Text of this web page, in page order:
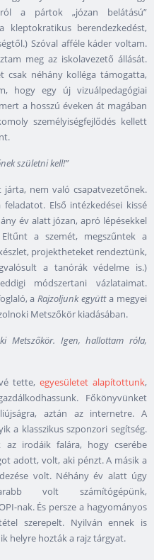
a pártok „józan belátású”
berendezkedést,
Szóval afféle káder voltam.
meg az iskolavezető állását.
csak néhány kolléga támogatta,
hogy egy új vizuálpedagógiai
a hosszú éveken át magában
személyiségfejlődés kellett
születni kell!”
nem való csapatvezetőnek.
feladatot. Első intézkedései kissé
év alatt józan, apró lépésekkel
a szemét, megszűntek a
projektheteket rendeztünk,
a tanórák védelme is.)
módszertani vázlataimat.
aRajzoljunk együtta megyei
Metszőkör kiadásában.
Metszőkör. Igen, hallottam róla,
tette, egyesületet alapítottunk,
Főkönyvünket
aztán az internetre. A
a klasszikus szponzori segítség.
irodáik falára, hogy cserébe
adott, volt, aki pénzt. A másik a
volt. Néhány év alatt úgy
volt számítógépünk,
nak. És persze a hagyományos
szerepelt. Nyilván ennek is
helyre hozták a rajz tárgyat.